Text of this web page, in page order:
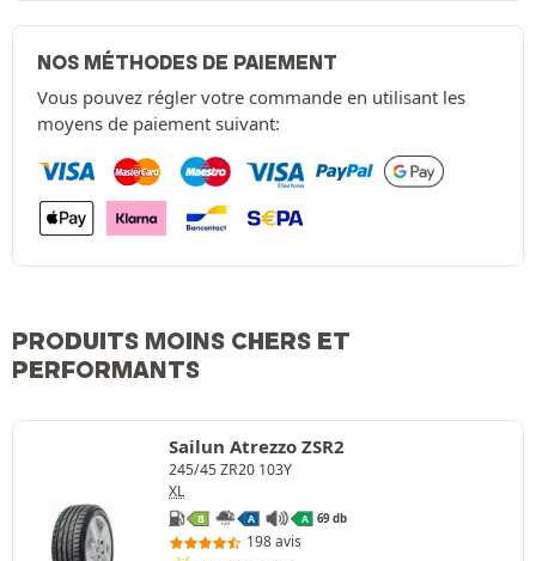
NOS MÉTHODES DE PAIEMENT
Vous pouvez régler votre commande en utilisant les
moyens de paiement suivant:
PRODUITS MOINS CHERS ET
PERFORMANTS
Sailun Atrezzo ZSR2
245/45 ZR20 103Y
XL
B A A 69 db
198 avis